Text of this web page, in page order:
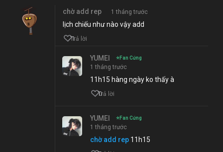
chờ add rep 1 tháng trước
lịch chiếu như nào vậy add
1
Trả lời
YUMEI ⭐Fan Cứng
1 tháng trước
11h15 hàng ngày ko thấy à
0
Trả lời
YUMEI ⭐Fan Cứng
1 tháng trước
chờ add rep 11h15